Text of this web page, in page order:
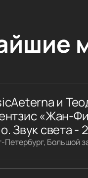
и
«Жан-
Звук света -